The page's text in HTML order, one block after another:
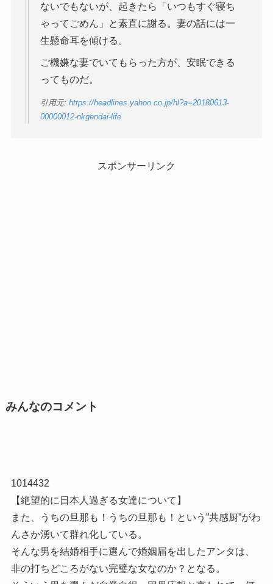
ないでもないが、起きたら「いつもすぐ寝ち
ゃってごめん」と素直に謝る。妻の話には一
生懸命耳を傾ける。
ご機嫌な妻でいてもらった方が、安眠できる
ってものだ。
引用元: https://headlines.yahoo.co.jp/hl?a=20180613-
00000012-nkgendai-life
スポンサーリンク
みんなのコメント
1014432
【絶望的に日本人過ぎる女達について】
また、うちの旦那も！うちの旦那も！という”共感厨”がわ
んさか湧いて群れ化している。
そんな男を結婚相手に選んで婚姻届を出したアンタは、
非の打ちどころがない完璧な女なのか？となる。